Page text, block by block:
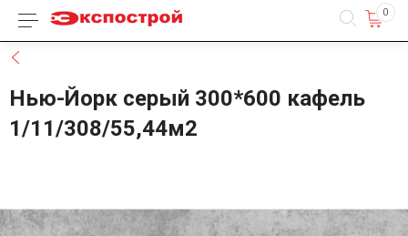
Каталог товаров 0
Нью-Йорк серый 300*600 кафель
1/11/308/55,44м2